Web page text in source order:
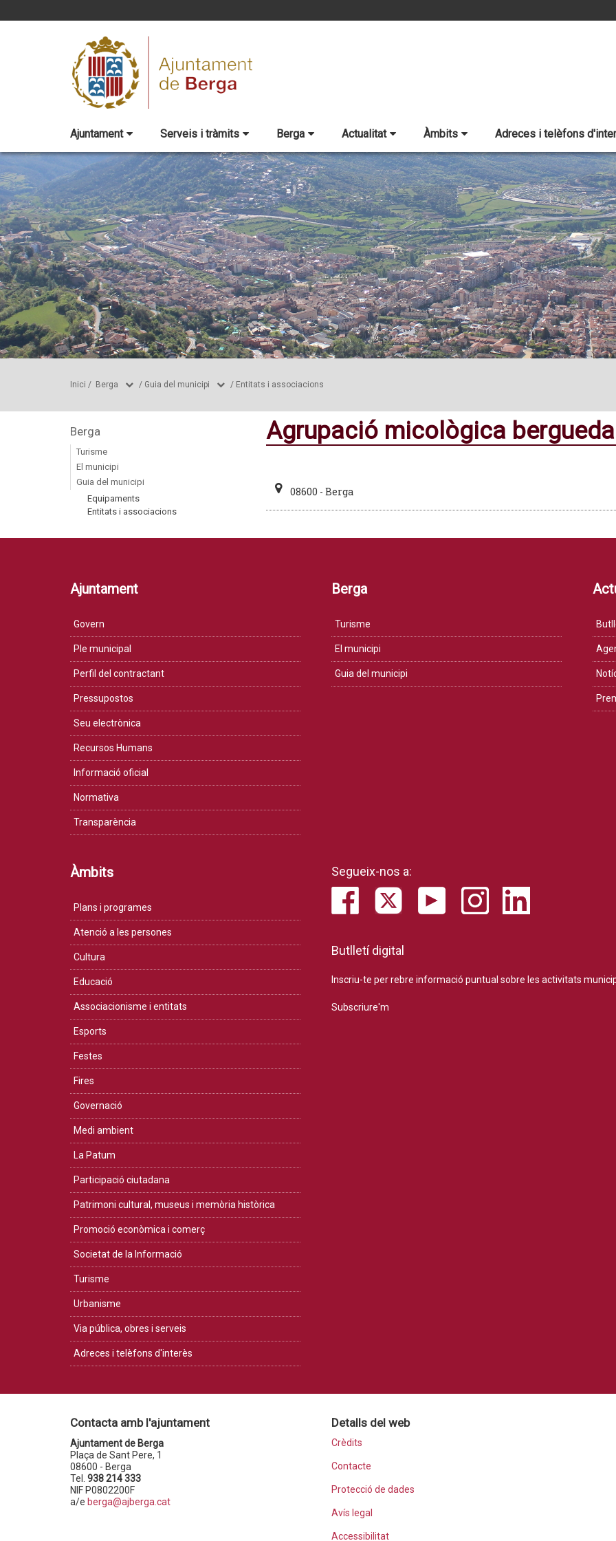
Ajuntament Serveis i tràmits Berga Actualitat Àmbits Adreces i telèfons
Inici / Berga / Guia del municipi / Entitats i associacions
Berga
Turisme
El municipi
Guia del municipi
Equipaments
Entitats i associacions
Agrupació micològica
08600 - Berga
Ajuntament
Govern
Ple municipal
Perfil del contractant
Pressupostos
Seu electrònica
Recursos Humans
Informació oficial
Normativa
Transparència
Berga
Turisme
El municipi
Guia del municipi
Àmbits
Plans i programes
Atenció a les persones
Cultura
Educació
Associacionisme i entitats
Esports
Festes
Fires
Governació
Medi ambient
La Patum
Participació ciutadana
Patrimoni cultural, museus i memòria històrica
Promoció econòmica i comerç
Societat de la Informació
Turisme
Urbanisme
Via pública, obres i serveis
Adreces i telèfons d'interès
Segueix-nos a:
Butlletí digital
Inscriu-te per rebre informació puntual sobre les activitats
Subscriure'm
Contacta amb l'ajuntament
Ajuntament de Berga
Plaça de Sant Pere, 1
08600 - Berga
Tel. 938 214 333
NIF P0802200F
a/e berga@ajberga.cat
Detalls del web
Crèdits
Contacte
Protecció de dades
Avís legal
Accessibilitat